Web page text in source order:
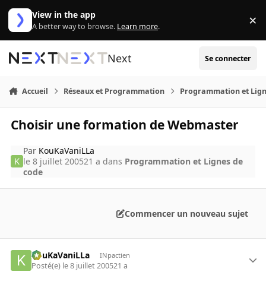
Aller au contenu
View in the app
A better way to browse. Learn more. ×
Next Se connecter
Accueil Réseaux et Programmation Programmation et
Choisir une formation de Webmaster
Par KouKaVaniLLa
le 8 juillet 200521 a dans Programmation et Lignes de
code
Commencer un nouveau sujet
KouKaVaniLLa INpactien
Posté(e) le 8 juillet 200521 a